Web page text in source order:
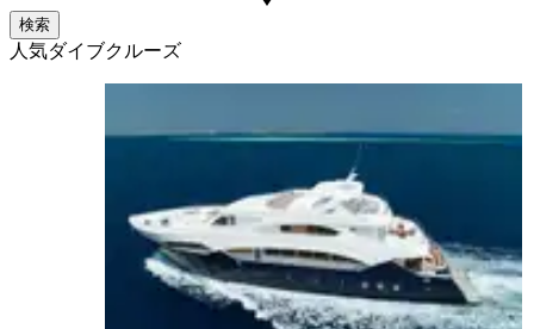
検索
人気ダイブクルーズ